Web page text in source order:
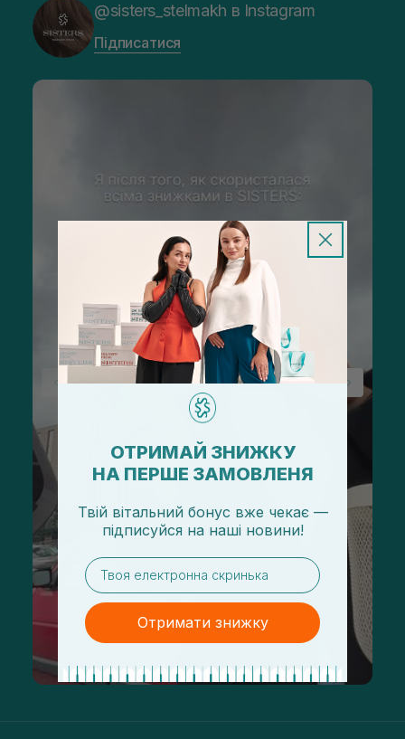
@sisters_stelmakh в Instagram
Підписатися
ОТРИМАЙ ЗНИЖКУ
НА ПЕРШЕ ЗАМОВЛЕНЯ
Твій вітальний бонус вже чекає —
підписуйся на наші новини!
email
Отримати знижку